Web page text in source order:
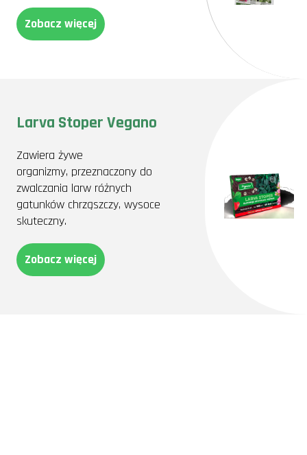
Zobacz więcej
Larva Stoper Vegano
Zawiera żywe
organizmy, przeznaczony do
zwalczania larw różnych
gatunków chrząszczy, wysoce
skuteczny.
Zobacz więcej